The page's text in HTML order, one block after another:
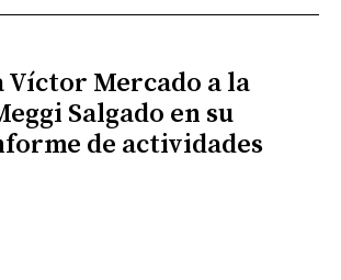
Víctor Mercado a la
Salgado en su
de actividades